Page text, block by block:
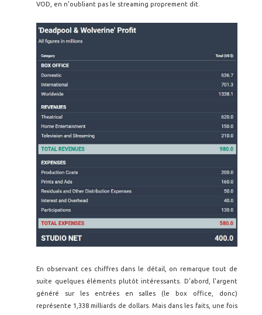
VOD, en n'oubliant pas le streaming proprement dit.
En observant ces chiffres dans le détail, on remarque tout de
suite quelques éléments plutôt intéressants. D'abord, l'argent
généré sur les entrées en salles (le box office, donc)
représente 1,338 milliards de dollars. Mais dans les faits, une fois